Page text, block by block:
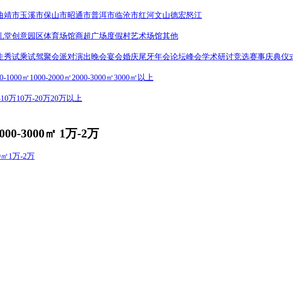
靖市玉溪市保山市昭通市普洱市临沧市红河文山德宏怒江
堂创意园区体育场馆商超广场度假村艺术场馆其他
秀试乘试驾聚会派对演出晚会宴会婚庆尾牙年会论坛峰会学术研讨竞选赛事庆典仪
1000㎡1000-2000㎡2000-3000㎡3000㎡以上
万10万-20万20万以上
3000㎡ 1万-2万
1万-2万